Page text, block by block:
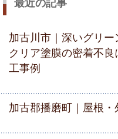
最近の記事
加古川市｜深いグリ
クリア塗膜の密着不
工事例
加古郡播磨町｜屋根